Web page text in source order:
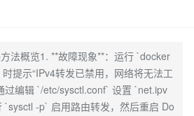
法概览1. **故障现象**：运行 `docker
提示“IPv4转发已禁用，网络将无法工
过编辑 `/etc/sysctl.conf` 设置 `net.ipv
-p` 启用路由转发，然后重启 Do